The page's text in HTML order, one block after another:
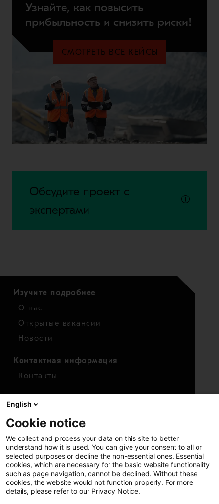
Узнайте, как повысить
прибыльность и снизить риски!
СМОТРЕТЬ ВСЕ КЕЙСЫ
Обсудите проект с
экспертами
Изучите подробнее
О нас
Открытые вакансии
Новости
Контактная информация
Контакты
Финансовые показатели
Акции
English
Cookie notice
We collect and process your data on this site to better
understand how it is used. You can give your consent to all or
selected purposes or decline the non-essential ones. Essential
cookies, which are necessary for the basic website functionality
such as page navigation, cannot be declined. Without these
cookies, the website would not function properly. For more
details, please refer to our Privacy Notice.